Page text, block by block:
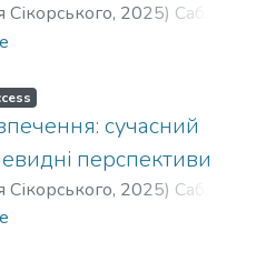
Сікорського, 2025) Саблій,
сучасний
перспективи
Сікорського, 2025) Саблій,
О. М.